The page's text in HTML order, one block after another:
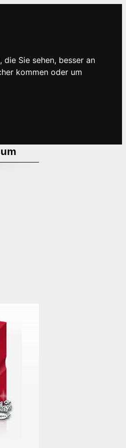
Sie sehen, besser an
kommen oder um